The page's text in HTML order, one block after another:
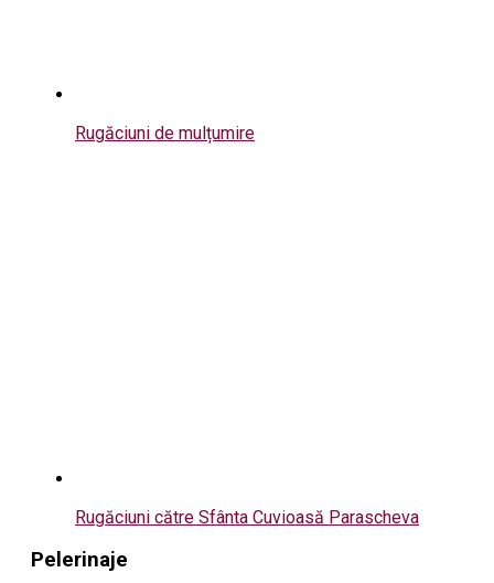
Rugăciuni de mulțumire
Rugăciuni către Sfânta Cuvioasă Parascheva
Pelerinaje